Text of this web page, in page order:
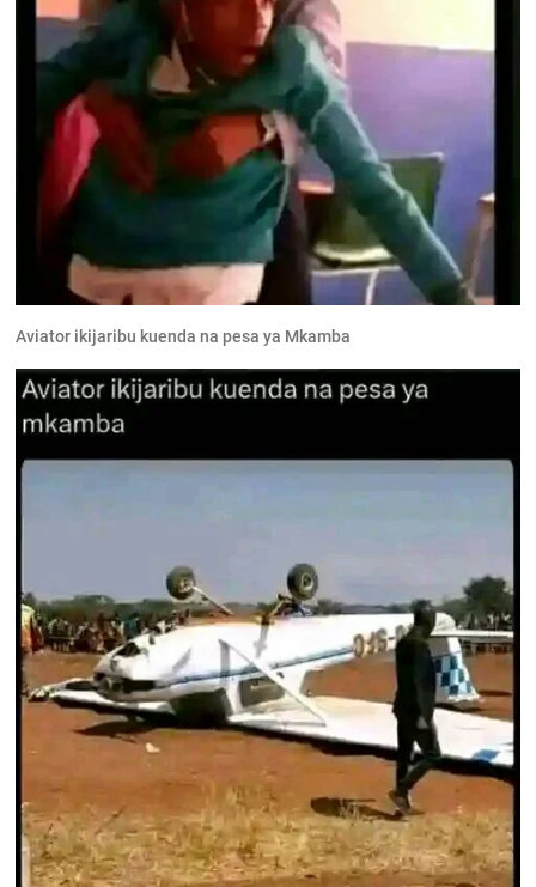
Aviator ikijaribu kuenda na pesa ya Mkamba